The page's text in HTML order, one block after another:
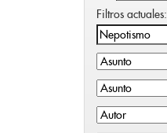
Filtros actuales: